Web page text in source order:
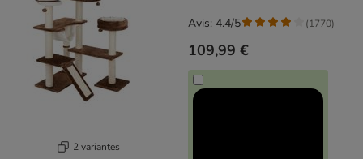
2 variantes
109,99 €
Avis: 4.4/5 (1770)